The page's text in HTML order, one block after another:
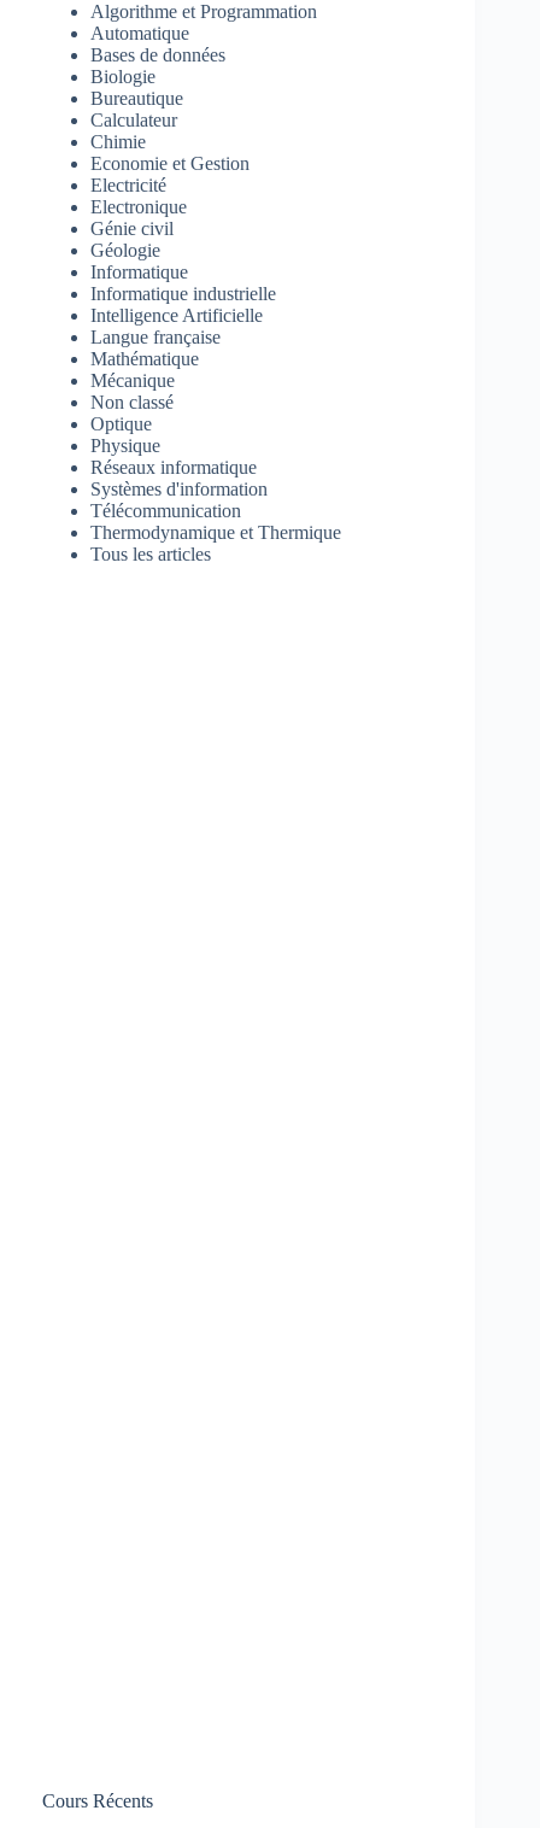
Algorithme et Programmation
Automatique
Bases de données
Biologie
Bureautique
Calculateur
Chimie
Economie et Gestion
Electricité
Electronique
Génie civil
Géologie
Informatique
Informatique industrielle
Intelligence Artificielle
Langue française
Mathématique
Mécanique
Non classé
Optique
Physique
Réseaux informatique
Systèmes d'information
Télécommunication
Thermodynamique et Thermique
Tous les articles
Cours Récents